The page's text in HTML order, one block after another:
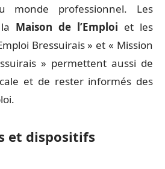
monde professionnel. Les
Maison de l’Emploi et les
Bressuirais » et « Mission
» permettent aussi de
et de rester informés des
et dispositifs